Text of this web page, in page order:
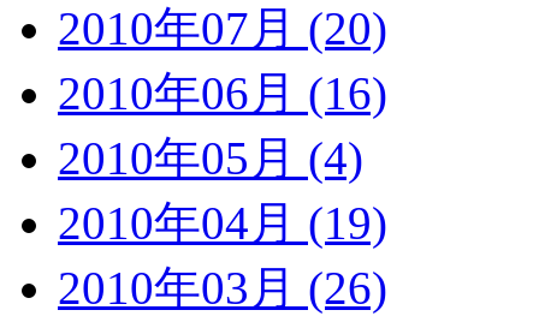
2010年07月 (20)
2010年06月 (16)
2010年05月 (4)
2010年04月 (19)
2010年03月 (26)